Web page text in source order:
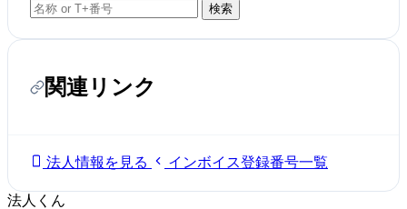
検索
関連リンク
法人情報を見る インボイス登録番号一覧
法人くん